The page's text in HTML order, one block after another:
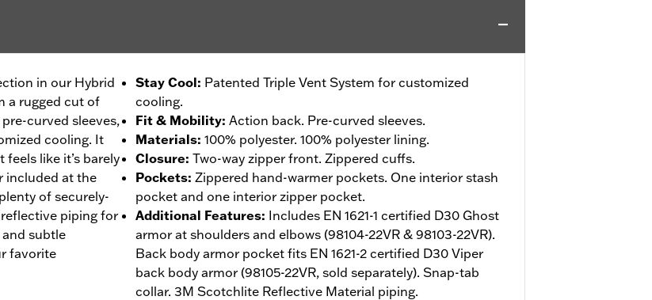
in our Hybrid
a rugged cut of
curved sleeves,
cooling. It
like it’s barely
included at the
of securely-
piping for
subtle
favorite
Stay Cool: Patented Triple Vent System for customized
cooling.
Fit & Mobility: Action back. Pre-curved sleeves.
Materials: 100% polyester. 100% polyester lining.
Closure: Two-way zipper front. Zippered cuffs.
Pockets: Zippered hand-warmer pockets. One interior stash
pocket and one interior zipper pocket.
Additional Features: Includes EN 1621-1 certified D30 Ghost
armor at shoulders and elbows (98104-22VR & 98103-22VR).
Back body armor pocket fits EN 1621-2 certified D30 Viper
back body armor (98105-22VR, sold separately). Snap-tab
collar. 3M Scotchlite Reflective Material piping.